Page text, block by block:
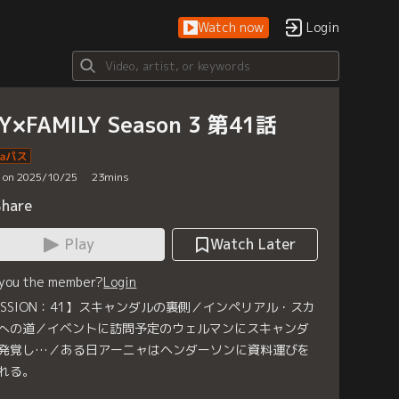
Watch now Login
Season 3 第41話
2025/10/25 23mins
Play
Watch Later
the member?Login
：41】スキャンダルの裏側／インペリアル・スカ
の道／イベントに訪問予定のウェルマンにスキャンダ
覚し…／ある日アーニャはヘンダーソンに資料運びを
る。